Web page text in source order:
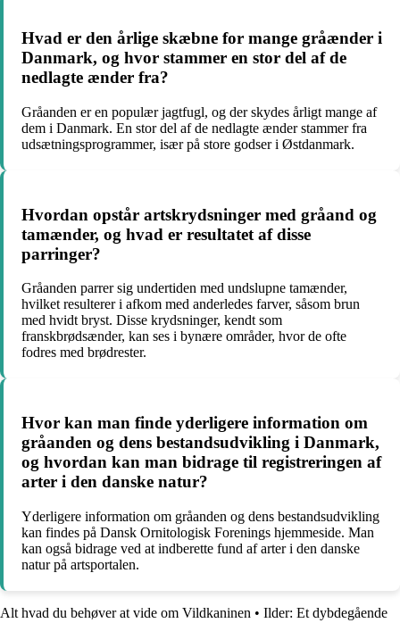
Hvad er den årlige skæbne for mange gråænder i
Danmark, og hvor stammer en stor del af de
nedlagte ænder fra?
Gråanden er en populær jagtfugl, og der skydes årligt mange af
dem i Danmark. En stor del af de nedlagte ænder stammer fra
udsætningsprogrammer, især på store godser i Østdanmark.
Hvordan opstår artskrydsninger med gråand og
tamænder, og hvad er resultatet af disse
parringer?
Gråanden parrer sig undertiden med undslupne tamænder,
hvilket resulterer i afkom med anderledes farver, såsom brun
med hvidt bryst. Disse krydsninger, kendt som
franskbrødsænder, kan ses i bynære områder, hvor de ofte
fodres med brødrester.
Hvor kan man finde yderligere information om
gråanden og dens bestandsudvikling i Danmark,
og hvordan kan man bidrage til registreringen af
arter i den danske natur?
Yderligere information om gråanden og dens bestandsudvikling
kan findes på Dansk Ornitologisk Forenings hjemmeside. Man
kan også bidrage ved at indberette fund af arter i den danske
natur på artsportalen.
Alt hvad du behøver at vide om Vildkaninen • Ilder: Et dybdegående